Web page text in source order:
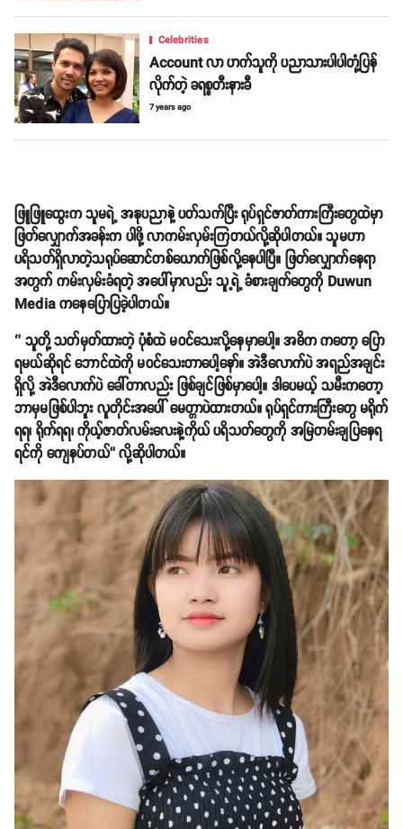
Celebrities
Account လာ ဟက်သူကို ပညာသားပါပါတုံ့ပြန်
လိုက်တဲ့ ခရစ္စတီးနားခီ
7 years ago
ဖြူဖြူထွေးက သူမရဲ့ အနုပညာနဲ့ ပတ်သက်ပြီး ရုပ်ရှင်ဇာတ်ကားကြီးတွေထဲမှာ
ဖြတ်လျှောက်အခန်းက ပါဖို့ လာကမ်းလှမ်းကြတယ်လို့ဆိုပါတယ်။ သူမဟာ
ပရိသတ်ရှိလာတဲ့သရုပ်ဆောင်တစ်ယောက်ဖြစ်လို့နေပါပြီ။ ဖြတ်လျှောက်နေရာ
အတွက် ကမ်းလှမ်းခံရတဲ့ အပေါ်မှာလည်း သူ့ရဲ့ ခံစားချက်တွေကို Duwun
Media ကနေပြောပြခဲ့ပါတယ်။
‘’ သူတို့ သတ်မှတ်ထားတဲ့ ပုံစံထဲ မဝင်သေးလို့နေမှာပေါ့။ အဓိက ကတော့ ပြော
ရမယ်ဆိုရင် ဘောင်ထဲကို မဝင်သေးတာပေါ့နော်။ အဲဒီလောက်ပဲ အရည်အချင်း
ရှိလို့ အဲဒီလောက်ပဲ ခေါ်တာလည်း ဖြစ်ချင်ဖြစ်မှာပေါ့။ ဒါပေမယ့် သမီးကတော့
ဘာမှမဖြစ်ပါဘူး လူတိုင်းအပေါ် မေတ္တာပဲထားတယ်။ ရုပ်ရှင်ကားကြီးတွေ မရိုက်
ရရ၊ ရိုက်ရရ၊ ကိုယ့်ဇာတ်လမ်းလေးနဲ့ကိုယ် ပရိသတ်တွေကို အမြဲတမ်းချပြနေရ
ရင်ကို ကျေနပ်တယ်’’ လို့ဆိုပါတယ်။